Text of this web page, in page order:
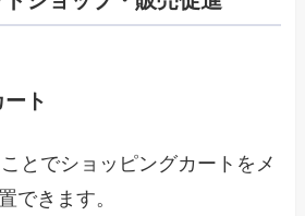
ト
とでショッピングカートをメ
できます。